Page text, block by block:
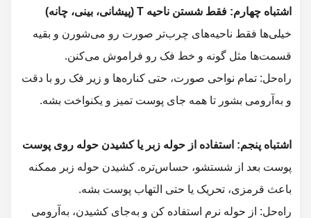
خیلی‌ها فقط ناحیه‌های چرب‌تر صورت رو می‌شورن و بقیه
قسمت‌ها مثل گونه و خط فک رو فراموش می‌کنن.
راه‌حل: تمام نواحی صورت، حتی کناره‌ها و زیر فک رو با دقت
و به‌آرومی بشور تا همه جای پوست تمیز و یکنواخت بشه.
پوست بعد از شستشو، حساس‌تره. کشیدن حوله زبر ممکنه
باعث قرمزی، تحریک یا حتی التهاب پوست بشه.
راه‌حل: از حوله نرم استفاده کن و به‌جای کشیدن، به‌آرومی